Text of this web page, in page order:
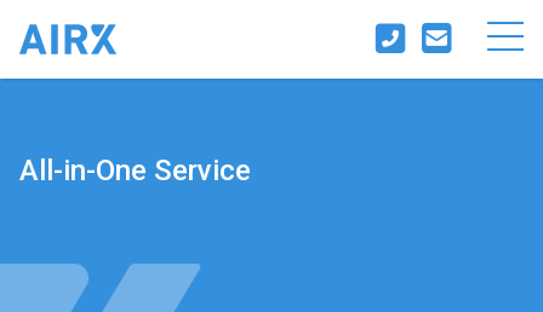
All-in-One Service